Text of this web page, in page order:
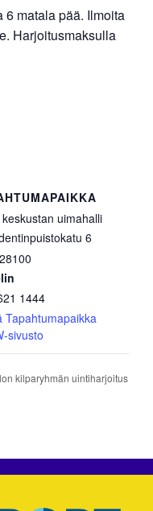
matala pää. Ilmoita
Harjoitusmaksulla
uimahalli
6
28100
1444
Tapahtumapaikka
sivusto
kilparyhmän uintiharjoitus